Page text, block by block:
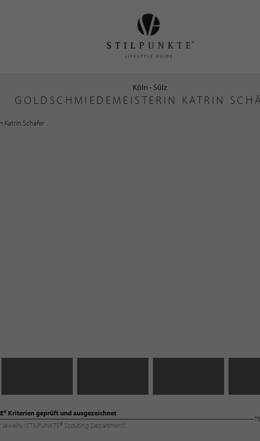
GOLDSCHMIEDEMEISTERIN KATRIN
Köln - Sülz
Kriterien geprüft und ausgezeichnet
(STILPUNKTE® Scouting Department)